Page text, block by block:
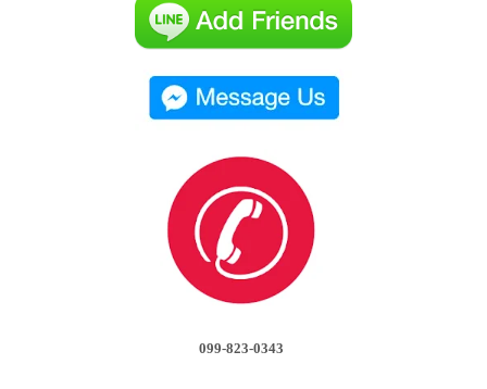
099-823-0343